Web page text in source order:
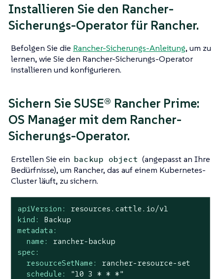
Installieren Sie den Rancher-
Sicherungs-Operator für Rancher.
Befolgen Sie die Rancher-Sicherungs-Anleitung, um zu
lernen, wie Sie den Rancher-Sicherungs-Operator
installieren und konfigurieren.
Sichern Sie SUSE® Rancher Prime:
OS Manager mit dem Rancher-
Sicherungs-Operator.
Erstellen Sie ein backup object (angepasst an Ihre
Bedürfnisse), um Rancher, das auf einem Kubernetes-
Cluster läuft, zu sichern.
apiVersion:
resources.cattle.io/v1
kind:
Backup
metadata:
name:
rancher-backup
spec:
resourceSetName:
rancher-resource-set
schedule:
"10 3 * * *"